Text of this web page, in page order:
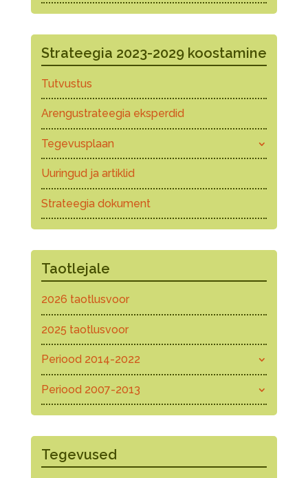
Strateegia 2023-2029 koostamine
Tutvustus
Arengustrateegia eksperdid
Tegevusplaan
Uuringud ja artiklid
Strateegia dokument
Taotlejale
2026 taotlusvoor
2025 taotlusvoor
Periood 2014-2022
Periood 2007-2013
Tegevused